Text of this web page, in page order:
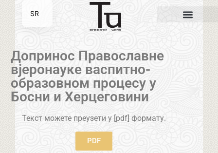
Допринос Православне
вјеронауке васпитно-
образовном процесу у
Босни и Херцеговини
Текст можете преузети у [pdf] формату.
PDF
SR
EN